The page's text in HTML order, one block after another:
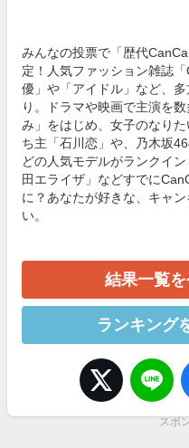
みんなの投票で「歴代
定！人気ファッション雑誌
優」や「アイドル」など、
り。ドラマや映画で主演を
み」をはじめ、女子のなり
ち主「石川恋」や、乃木坂
どの人気モデルがランクイ
田エライザ」などすでに
に？あなたが好きな、キャ
い。
結果一覧
ランキング
スポ